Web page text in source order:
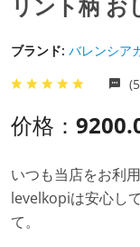
リント柄 お
ブランド: バレンシア
价格：
いつも当店をお利
levelkopiは安心し
て。